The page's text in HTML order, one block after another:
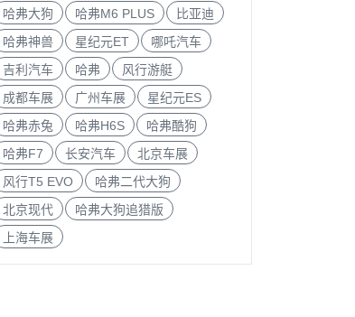
哈弗大狗
哈弗M6 PLUS
比亚迪
哈弗神兽
星纪元ET
哪吒汽车
吉利汽车
哈弗
风行游艇
成都车展
广州车展
星纪元ES
哈弗赤兔
哈弗H6S
哈弗酷狗
哈弗F7
长安汽车
北京车展
风行T5 EVO
哈弗二代大狗
北京现代
哈弗大狗追猎版
上海车展